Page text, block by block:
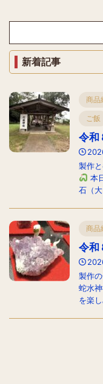
新着記事
商品
ご飯
令和
製作
本
石（
商品
令和
製作
蛇水
を楽